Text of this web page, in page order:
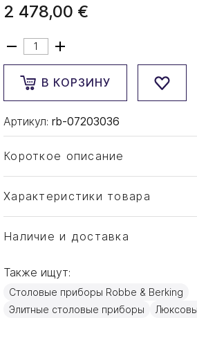
2 478,00 €
В КОРЗИНУ
Артикул: rb-07203036
Короткое описание
Характеристики товара
Тип товара
Половник
Бренд
Страна производителя
Материал
Серебро
28,5см
Наличие и доставка
Также ищут:
Столовые приборы Robbe & Berking
Элитные столовые приборы